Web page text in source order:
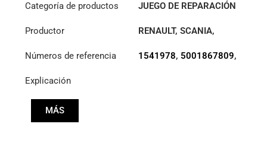
Categoría de productos
JUEGO DE REPARACIÓN
Productor
RENAULT,SCANIA,
Números de referencia
1541978, 5001867809,
Explicación
MÁS